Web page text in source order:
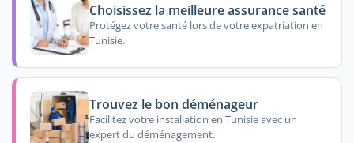
Choisissez la meilleure assurance santé
Protégez votre santé lors de votre expatriation en
Tunisie.
Trouvez le bon déménageur
Facilitez votre installation en Tunisie avec un
expert du déménagement.